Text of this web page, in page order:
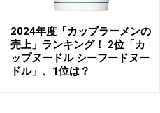
2024年度「カップラーメンの
売上」ランキング！ 2位「カ
ップヌードル シーフードヌー
ドル」、1位は？